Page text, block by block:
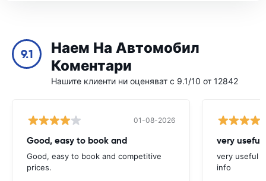
9.1
Наем На Автомобил
Коментари
Нашите клиенти ни оценяват с 9.1/10 от 12842
01-08-2026
Good, easy to book and
Good, easy to book and competitive
prices.
very useful
very useful
info